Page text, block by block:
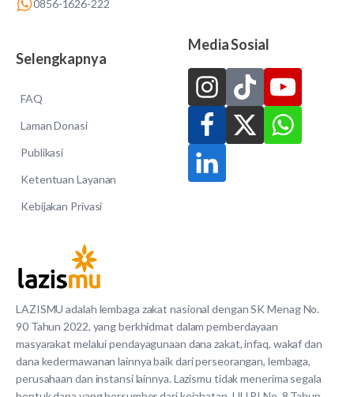
LAZISMU adalah lembaga zakat nasional dengan SK Menag No.
90 Tahun 2022, yang berkhidmat dalam pemberdayaan
masyarakat melalui pendayagunaan dana zakat, infaq, wakaf dan
dana kedermawanan lainnya baik dari perseorangan, lembaga,
perusahaan dan instansi lainnya. Lazismu tidak menerima segala
0856-1626-222
Selengkapnya
FAQ
Laman Donasi
Publikasi
Ketentuan Layanan
Kebijakan Privasi
Media Sosial